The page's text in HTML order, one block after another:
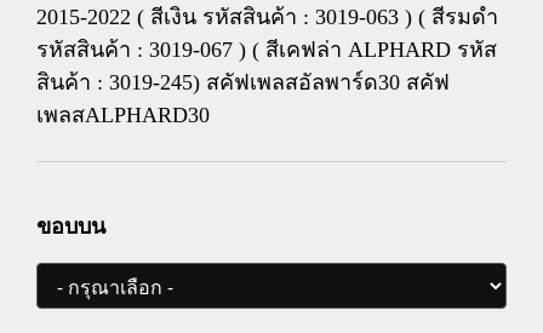
2015-2022 ( สีเงิน รหัสสินค้า : 3019-063 ) ( สีรมดำ
รหัสสินค้า : 3019-067 ) ( สีเคฟล่า ALPHARD รหัส
สินค้า : 3019-245) สคัฟเพลสอัลพาร์ด30 สคัฟ
เพลสALPHARD30
ขอบบน